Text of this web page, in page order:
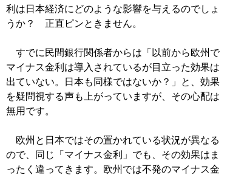
利は日本経済にどのような影響を与えるのでしょ
うか？ 正直ピンときません。
すでに民間銀行関係者からは「以前から欧州で
マイナス金利は導入されているが目立った効果は
出ていない。日本も同様ではないか？」と、効果
を疑問視する声も上がっていますが、その心配は
無用です。
欧州と日本ではその置かれている状況が異なる
ので、同じ「マイナス金利」でも、その効果はま
ったく違ってきます。欧州では不発のマイナス金